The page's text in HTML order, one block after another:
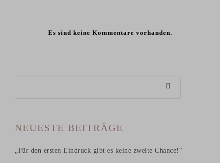
Es sind keine Kommentare vorhanden.
NEUESTE BEITRÄGE
„Für den ersten Eindruck gibt es keine zweite Chance!“